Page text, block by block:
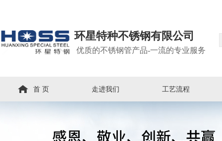
环星特种不锈钢有限公司
优质的不锈钢管产品-一流的专业服务
首 页 走进我们 工艺流程